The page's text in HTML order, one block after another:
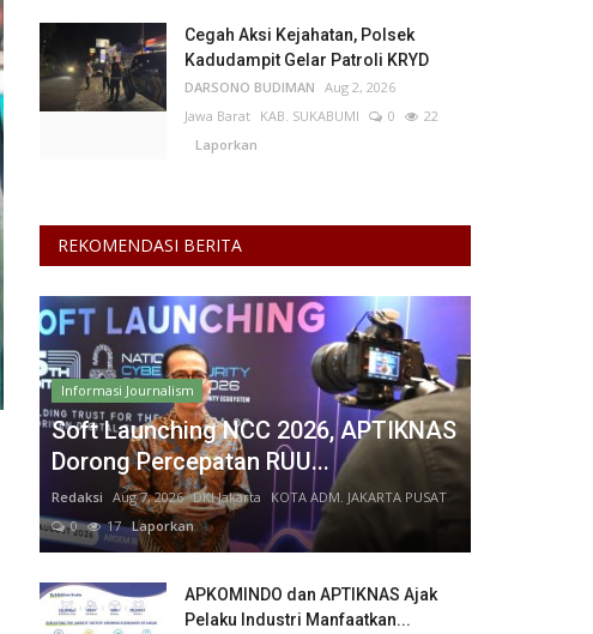
Cegah Aksi Kejahatan, Polsek
Kadudampit Gelar Patroli KRYD
DARSONO BUDIMAN Aug 2, 2026
Jawa Barat KAB. SUKABUMI 0
22
Laporkan
REKOMENDASI BERITA
Informasi Journalism
Soft Launching NCC 2026, APTIKNAS
Dorong Percepatan RUU...
Redaksi Aug 7, 2026 DKI Jakarta
KOTA ADM. JAKARTA PUSAT
0
17Laporkan
APKOMINDO dan APTIKNAS Ajak
Pelaku Industri Manfaatkan...